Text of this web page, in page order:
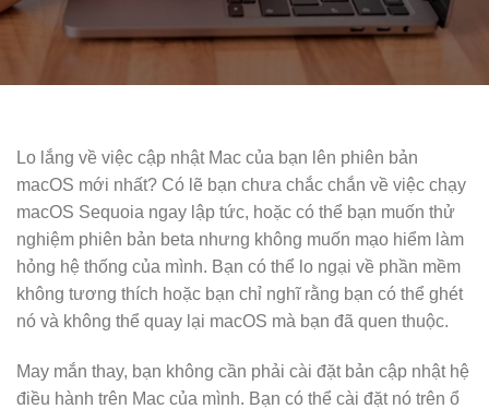
Lo lắng về việc cập nhật Mac của bạn lên phiên bản
macOS mới nhất? Có lẽ bạn chưa chắc chắn về việc chạy
macOS Sequoia ngay lập tức, hoặc có thể bạn muốn thử
nghiệm phiên bản beta nhưng không muốn mạo hiểm làm
hỏng hệ thống của mình. Bạn có thể lo ngại về phần mềm
không tương thích hoặc bạn chỉ nghĩ rằng bạn có thể ghét
nó và không thể quay lại macOS mà bạn đã quen thuộc.
May mắn thay, bạn không cần phải cài đặt bản cập nhật hệ
điều hành trên Mac của mình. Bạn có thể cài đặt nó trên ổ